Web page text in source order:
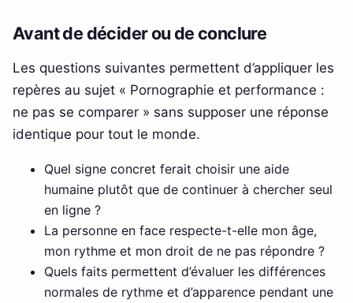
Avant de décider ou de conclure
Les questions suivantes permettent d’appliquer les
repères au sujet « Pornographie et performance :
ne pas se comparer » sans supposer une réponse
identique pour tout le monde.
Quel signe concret ferait choisir une aide
humaine plutôt que de continuer à chercher seul
en ligne ?
La personne en face respecte-t-elle mon âge,
mon rythme et mon droit de ne pas répondre ?
Quels faits permettent d’évaluer les différences
normales de rythme et d’apparence pendant une